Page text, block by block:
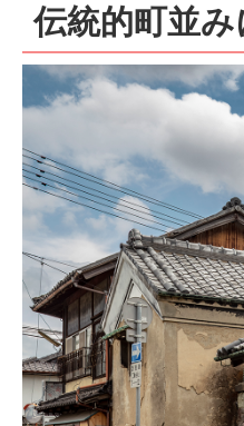
伝統的町並